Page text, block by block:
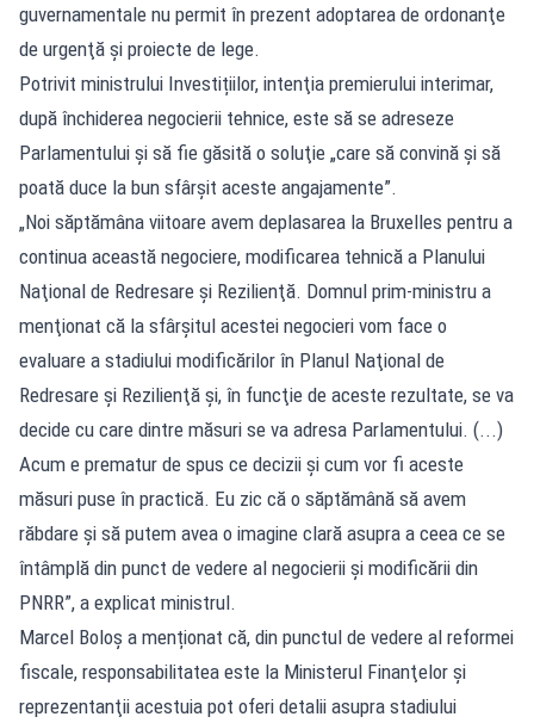
guvernamentale nu permit în prezent adoptarea de ordonanţe
de urgenţă şi proiecte de lege.
Potrivit ministrului Investițiilor, intenţia premierului interimar,
după închiderea negocierii tehnice, este să se adreseze
Parlamentului şi să fie găsită o soluţie „care să convină şi să
poată duce la bun sfârşit aceste angajamente”.
„Noi săptămâna viitoare avem deplasarea la Bruxelles pentru a
continua această negociere, modificarea tehnică a Planului
Naţional de Redresare şi Rezilienţă. Domnul prim-ministru a
menţionat că la sfârşitul acestei negocieri vom face o
evaluare a stadiului modificărilor în Planul Naţional de
Redresare şi Rezilienţă şi, în funcţie de aceste rezultate, se va
decide cu care dintre măsuri se va adresa Parlamentului. (...)
Acum e prematur de spus ce decizii şi cum vor fi aceste
măsuri puse în practică. Eu zic că o săptămână să avem
răbdare şi să putem avea o imagine clară asupra a ceea ce se
întâmplă din punct de vedere al negocierii şi modificării din
PNRR”, a explicat ministrul.
Marcel Boloș a menționat că, din punctul de vedere al reformei
fiscale, responsabilitatea este la Ministerul Finanţelor şi
reprezentanţii acestuia pot oferi detalii asupra stadiului